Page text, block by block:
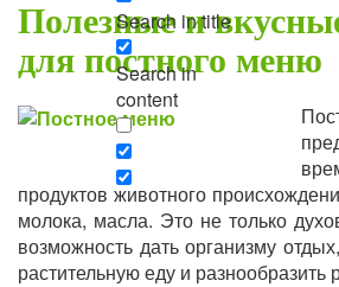
Search in title
Search in
content
Полезные и
для постного меню
продуктов животного
молока, масла. Это не только
возможность дать организму
растительную еду и разнообразить